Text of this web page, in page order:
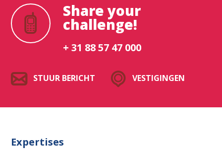
Share your
challenge!
+ 31 88 57 47 000
STUUR BERICHT VESTIGINGEN
Expertises